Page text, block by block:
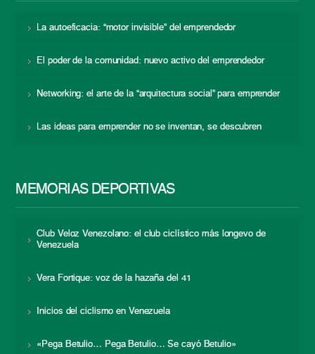
La autoeficacia: “motor invisible” del emprendedor
El poder de la comunidad: nuevo activo del emprendedor
Networking: el arte de la “arquitectura social” para emprender
Las ideas para emprender no se inventan, se descubren
MEMORIAS DEPORTIVAS
Club Veloz Venezolano: el club ciclístico más longevo de
Venezuela
Vera Fortique: voz de la hazaña del 41
Inicios del ciclismo en Venezuela
«Pega Betulio… Pega Betulio… Se cayó Betulio»